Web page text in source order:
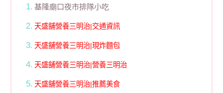
基隆廟口夜市排隊小吃
天盛舖營養三明治|交通資訊
天盛舖營養三明治|現炸麵包
天盛舖營養三明治|營養三明治
天盛舖營養三明治|推薦美食